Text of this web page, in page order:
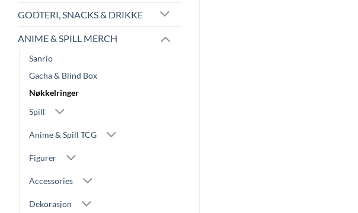
GODTERI, SNACKS & DRIKKE
ANIME & SPILL MERCH
Sanrio
Gacha & Blind Box
Nøkkelringer
Spill
Anime & Spill TCG
Figurer
Accessories
Dekorasjon